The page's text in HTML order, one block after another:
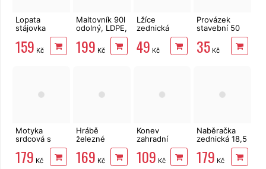
Lopata
stájovka
ocelová s
násadou
159 Kč
Maltovník 90l
odolný, LDPE,
zednická
nádoba
199 Kč
Lžíce
zednická
ocelová 18
cm
49 Kč
Provázek
stavební 50
m x 2 mm
červený
35 Kč
Motyka
srdcová s
120cm
179 Kč
Hrábě
železné
14hroté s
násadou, ČR
169 Kč
Konev
zahradní
zelená 10l
109 Kč
Naběračka
zednická 18,5
cm kovová s
dřevěnou
násadou, ČR
179 Kč